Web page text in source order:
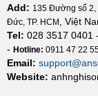
Add: 135 Đường số 2,
Đức, TP. HCM
, Việt
Tel: 028 3517 0401
- Hotline: 0911 47 22
Email:
Website: